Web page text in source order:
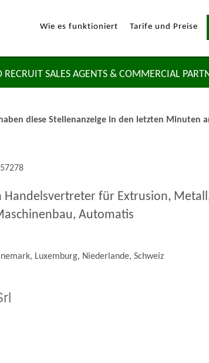
Wie es funktioniert Tarife und Preise
RECRUIT SALES AGENTS & COMMERCIAL
diese Stellenanzeige in den letzten Minuten
Handelsvertreter für Extrusion,
Automatis
Luxemburg, Niederlande, Schweiz